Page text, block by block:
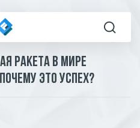
Технологии
ракета в мире
это успех?